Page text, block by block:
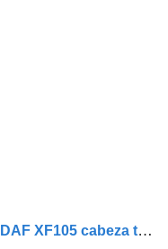
1444742 cilindro hidráulico para DAF XF105 cabeza tractora